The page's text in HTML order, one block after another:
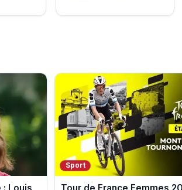
Sport